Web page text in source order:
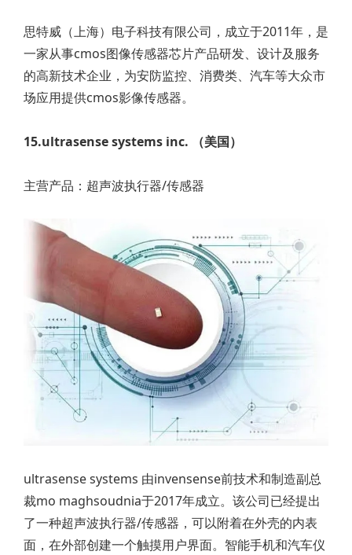
思特威（上海）电子科技有限公司，成立于2011年，是
一家从事cmos图像传感器芯片产品研发、设计及服务
的高新技术企业，为安防监控、消费类、汽车等大众市
场应用提供cmos影像传感器。
15.ultrasense systems inc. （美国）
主营产品：超声波执行器/传感器
ultrasense systems 由invensense前技术和制造副总
裁mo maghsoudnia于2017年成立。该公司已经提出
了一种超声波执行器/传感器，可以附着在外壳的内表
面，在外部创建一个触摸用户界面。智能手机和汽车仪